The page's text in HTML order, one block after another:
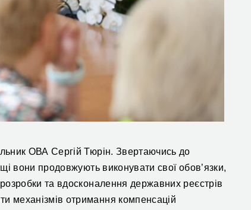
ОВА Сергій Тюрін. Звертаючись до
вони продовжуютьвиконувати свої обов’язки,
та вдосконалення державних реєстрів
механізмів отримання компенсацій